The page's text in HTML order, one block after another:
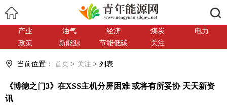
产业 油气 经济 煤炭
电力
政策
新能源 节能低碳 关注
当前位置： 首页 > 关注 > 列表
《博德之门3》在XSS主机分屏困难 或将有所妥协 天天新资
讯